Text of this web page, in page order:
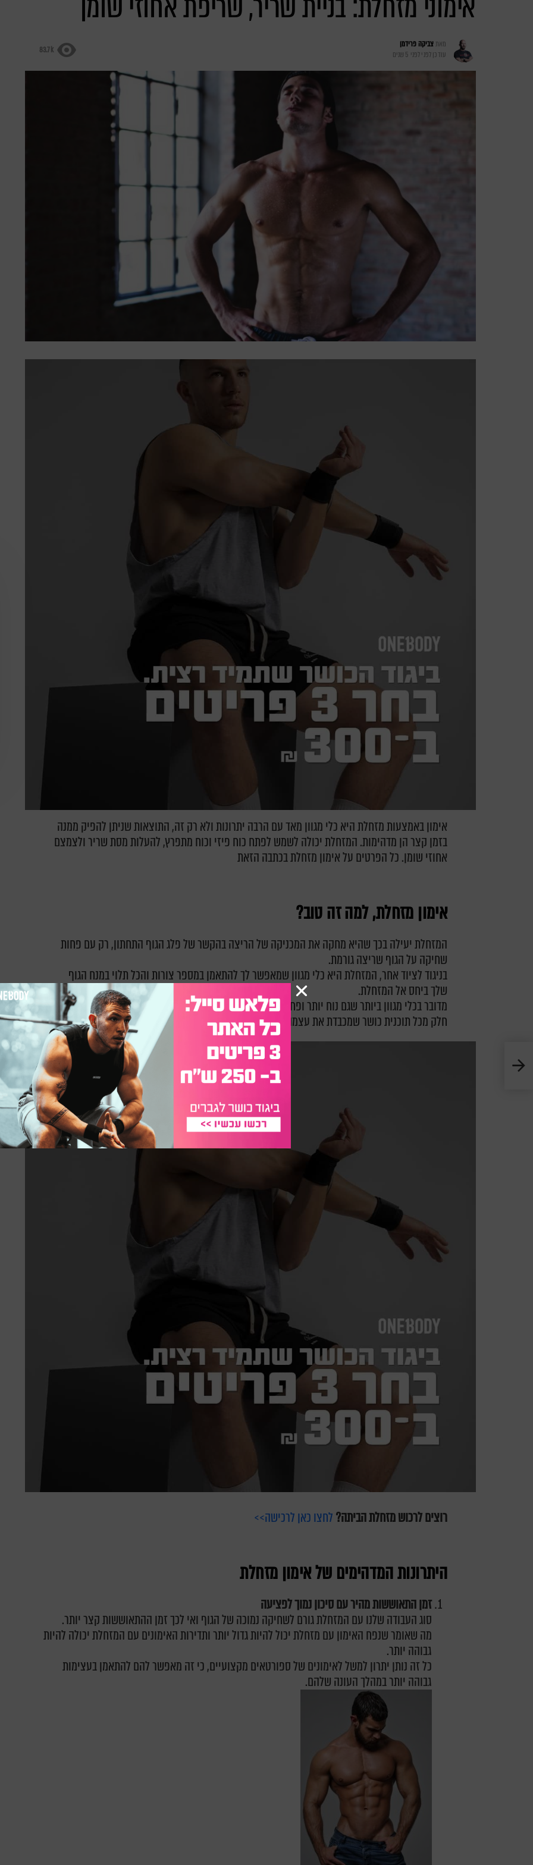
מאתצביקה פרידמן
עודכן לפנילפני 5 שנים 83.7k
אימון באמצעות מזחלת היא כלי מגוון מאד עם הרבה יתרונות ולא רק זה, התוצאות שניתן להפיק ממנה
בזמן קצר הן מדהימות. המזחלת יכולה לשמש לפתח כוח פיזי וכוח מתפרץ, להעלות מסת שריר ולצמצם
אחוזי שומן. כל הפרטים על אימון מזחלת בכתבה הזאת
אימון מזחלת, למה זה טוב?
המזחלת יעילה בכך שהיא מחקה את המכניקה של הריצה בהקשר של פלג הגוף התחתון, רק עם פחות
שחיקה על הגוף שריצה גורמת.
בניגוד לציוד אחר, המזחלת היא כלי מגוון שמאפשר לך להתאמן במספר צורות והכל תלוי במנח הגוף
שלך ביחס אל המזחלת.
מדובר בכלי מגוון ביותר שגם נוח יותר ופחות שוחק מאביזרים אחרים בנמצא. המזחלת צריכה להיות
חלק מכל תוכנית כושר שמכבדת את עצמה.
רוצים לרכוש מזחלת הביתה?לחצו כאן לרכישה>>
היתרונות המדהימים של אימון מזחלת
זמן התאוששות מהיר עם סיכון נמוך לפציעה
סוג העבודה שלנו עם המזחלת גורם לשחיקה נמוכה של הגוף ואי לכך זמן ההתאוששות קצר יותר.
מה שאומר שנפח האימון עם מזחלת יכול להיות גדול יותר ותדירות האימונים עם המזחלת יכולה להיות
גבוהה יותר.
כל זה נותן יתרון למשל לאימונים של ספורטאים מקצועיים, כי זה מאפשר להם להתאמן בעצימות
גבוהה יותר במהלך העונה שלהם.